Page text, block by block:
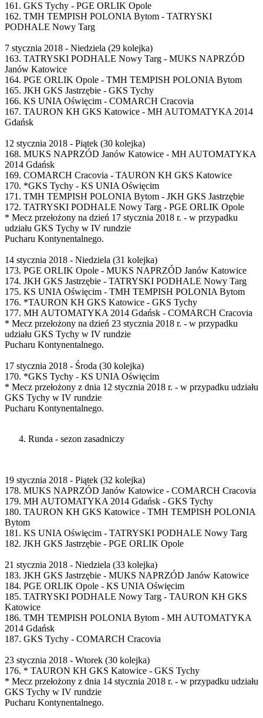
161. GKS Tychy - PGE ORLIK Opole
162. TMH TEMPISH POLONIA Bytom - TATRYSKI
PODHALE Nowy Targ
7 stycznia 2018 - Niedziela (29 kolejka)
163. TATRYSKI PODHALE Nowy Targ - MUKS NAPRZÓD
Janów Katowice
164. PGE ORLIK Opole - TMH TEMPISH POLONIA Bytom
165. JKH GKS Jastrzębie - GKS Tychy
166. KS UNIA Oświęcim - COMARCH Cracovia
167. TAURON KH GKS Katowice - MH AUTOMATYKA 2014
Gdańsk
12 stycznia 2018 - Piątek (30 kolejka)
168. MUKS NAPRZÓD Janów Katowice - MH AUTOMATYKA
2014 Gdańsk
169. COMARCH Cracovia - TAURON KH GKS Katowice
170. *GKS Tychy - KS UNIA Oświęcim
171. TMH TEMPISH POLONIA Bytom - JKH GKS Jastrzębie
172. TATRYSKI PODHALE Nowy Targ - PGE ORLIK Opole
* Mecz przełożony na dzień 17 stycznia 2018 r. - w przypadku
udziału GKS Tychy w IV rundzie
Pucharu Kontynentalnego.
14 stycznia 2018 - Niedziela (31 kolejka)
173. PGE ORLIK Opole - MUKS NAPRZÓD Janów Katowice
174. JKH GKS Jastrzębie - TATRYSKI PODHALE Nowy Targ
175. KS UNIA Oświęcim - TMH TEMPISH POLONIA Bytom
176. *TAURON KH GKS Katowice - GKS Tychy
177. MH AUTOMATYKA 2014 Gdańsk - COMARCH Cracovia
* Mecz przełożony na dzień 23 stycznia 2018 r. - w przypadku
udziału GKS Tychy w IV rundzie
Pucharu Kontynentalnego.
17 stycznia 2018 - Środa (30 kolejka)
170. *GKS Tychy - KS UNIA Oświęcim
* Mecz przełożony z dnia 12 stycznia 2018 r. - w przypadku udziału
GKS Tychy w IV rundzie
Pucharu Kontynentalnego.
Runda - sezon zasadniczy
19 stycznia 2018 - Piątek (32 kolejka)
178. MUKS NAPRZÓD Janów Katowice - COMARCH Cracovia
179. MH AUTOMATYKA 2014 Gdańsk - GKS Tychy
180. TAURON KH GKS Katowice - TMH TEMPISH POLONIA
Bytom
181. KS UNIA Oświęcim - TATRYSKI PODHALE Nowy Targ
182. JKH GKS Jastrzębie - PGE ORLIK Opole
21 stycznia 2018 - Niedziela (33 kolejka)
183. JKH GKS Jastrzębie - MUKS NAPRZÓD Janów Katowice
184. PGE ORLIK Opole - KS UNIA Oświęcim
185. TATRYSKI PODHALE Nowy Targ - TAURON KH GKS
Katowice
186. TMH TEMPISH POLONIA Bytom - MH AUTOMATYKA
2014 Gdańsk
187. GKS Tychy - COMARCH Cracovia
23 stycznia 2018 - Wtorek (30 kolejka)
176. * TAURON KH GKS Katowice - GKS Tychy
* Mecz przełożony z dnia 14 stycznia 2018 r. - w przypadku udziału
GKS Tychy w IV rundzie
Pucharu Kontynentalnego.